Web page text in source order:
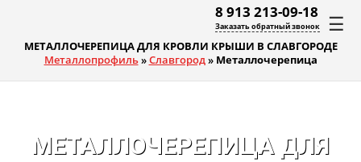
МЕТАЛЛОЧЕРЕПИЦА ДЛЯ КРОВЛИ КРЫШИ В СЛАВГОРОДЕ
Металлопрофиль»Славгород» Металлочерепица
8 913 213-09-18
Заказать обратный звонок ☰
МЕТАЛЛОЧЕРЕПИЦА ДЛЯ